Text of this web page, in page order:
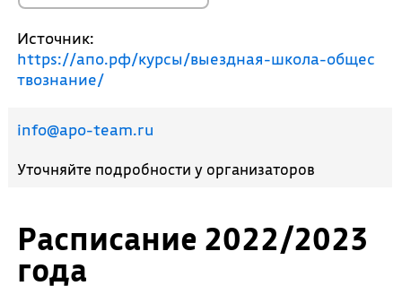
Расписание 2022/2023
года
Источник:
https://апо.рф/курсы/выездная-школа-общес
твознание/
info@apo-team.ru
Уточняйте подробности у организаторов